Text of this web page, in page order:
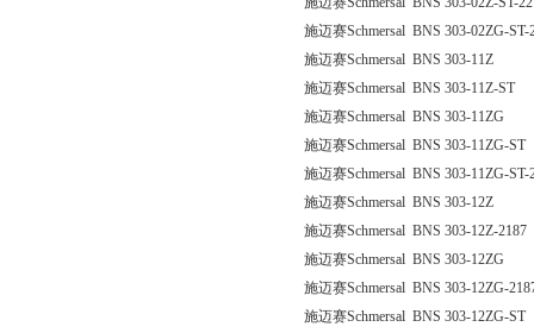
施迈赛Schmersal BNS 303-02ZG-ST-
施迈赛Schmersal BNS 303-11Z
施迈赛Schmersal BNS 303-11Z-ST
施迈赛Schmersal BNS 303-11ZG
施迈赛Schmersal BNS 303-11ZG-ST
施迈赛Schmersal BNS 303-11ZG-ST-
施迈赛Schmersal BNS 303-12Z
施迈赛Schmersal BNS 303-12Z-2187
施迈赛Schmersal BNS 303-12ZG
施迈赛Schmersal BNS 303-12ZG-
施迈赛Schmersal BNS 303-12ZG-ST